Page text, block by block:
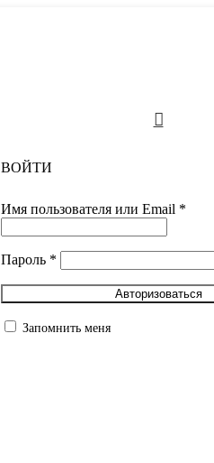
ВОЙТИ
Имя пользователя или Email *
Пароль *
Авторизоваться
Запомнить меня